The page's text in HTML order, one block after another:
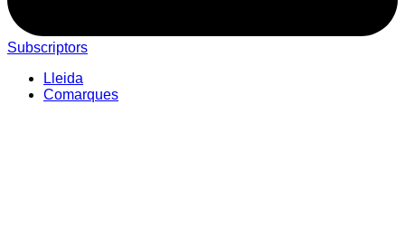
Subscriptors
Lleida
Comarques